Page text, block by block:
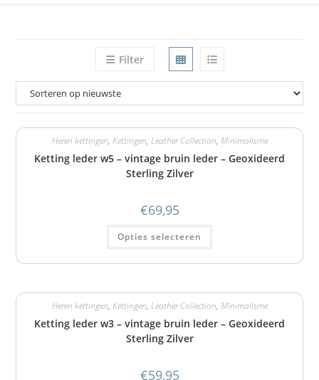
Filter
Heren kettingen, Kettingen, Leather Collection, Minimalisme
Ketting leder w5 – vintage bruin leder – Geoxideerd
Sterling Zilver
€69,95
Opties selecteren
Heren kettingen, Kettingen, Leather Collection, Minimalisme
Ketting leder w3 – vintage bruin leder – Geoxideerd
Sterling Zilver
€59,95